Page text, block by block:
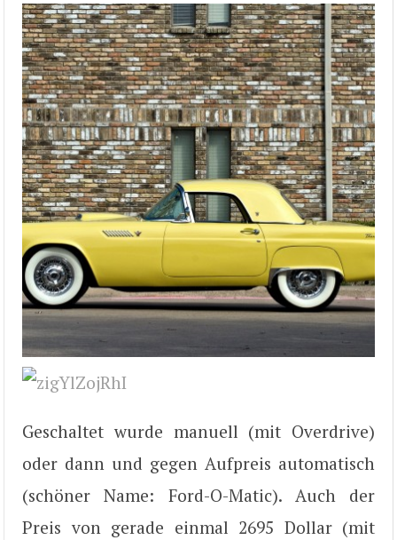
Geschaltet wurde manuell (mit Overdrive)
oder dann und gegen Aufpreis automatisch
(schöner Name: Ford-O-Matic). Auch der
Preis von gerade einmal 2695 Dollar (mit